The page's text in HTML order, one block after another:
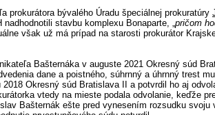
prokurátora bývalého Úradu špeciálnej prokuratúry
nadhodnotili stavbu komplexu Bonaparte, „pričom
však už má prípad na starosti prokurátor
Bašternáka v auguste 2021 Okresný súd
dane a poistného, súhrnný a úhrnný trest
2018 Okresný súd Bratislava II a potvrdil ho aj
vtedy na mieste podala odvolanie, keďže
Bašternák ešte pred vynesením rozsudku